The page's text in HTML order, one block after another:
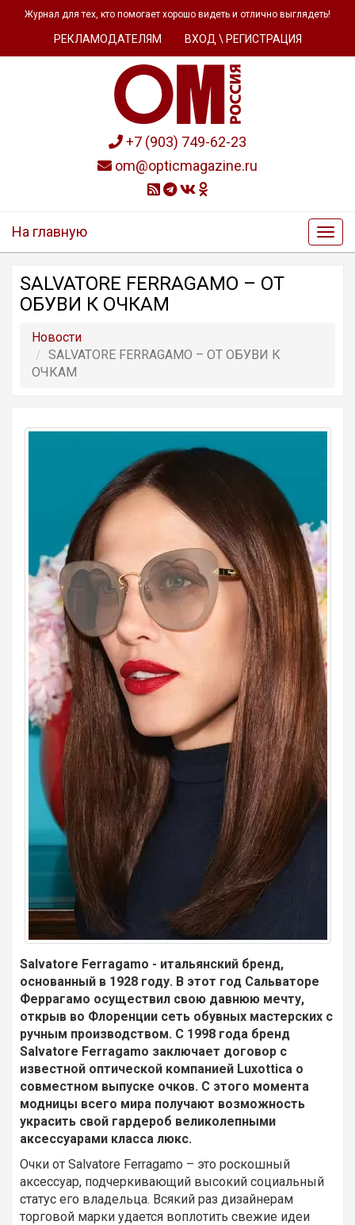
Журнал для тех, кто помогает хорошо видеть и отлично выглядеть!
РЕКЛАМОДАТЕЛЯМ ВХОД \ РЕГИСТРАЦИЯ
+7 (903) 749-62-23
om@opticmagazine.ru
На главную
SALVATORE FERRAGAMO – ОТ
ОБУВИ К ОЧКАМ
Новости
SALVATORE FERRAGAMO – ОТ ОБУВИ К
ОЧКАМ
Salvatore Ferragamo - итальянский бренд,
основанный в 1928 году. В этот год Сальваторе
Феррагамо осуществил свою давнюю мечту,
открыв во Флоренции сеть обувных мастерских с
ручным производством. С 1998 года бренд
Salvatore Ferragamo заключает договор с
известной оптической компанией Luxottica о
совместном выпуске очков. С этого момента
модницы всего мира получают возможность
украсить свой гардероб великолепными
аксессуарами класса люкс.
Очки от Salvatore Ferragamo – это роскошный
аксессуар, подчеркивающий высокий социальный
статус его владельца. Всякий раз дизайнерам
торговой марки удается воплотить свежие идеи